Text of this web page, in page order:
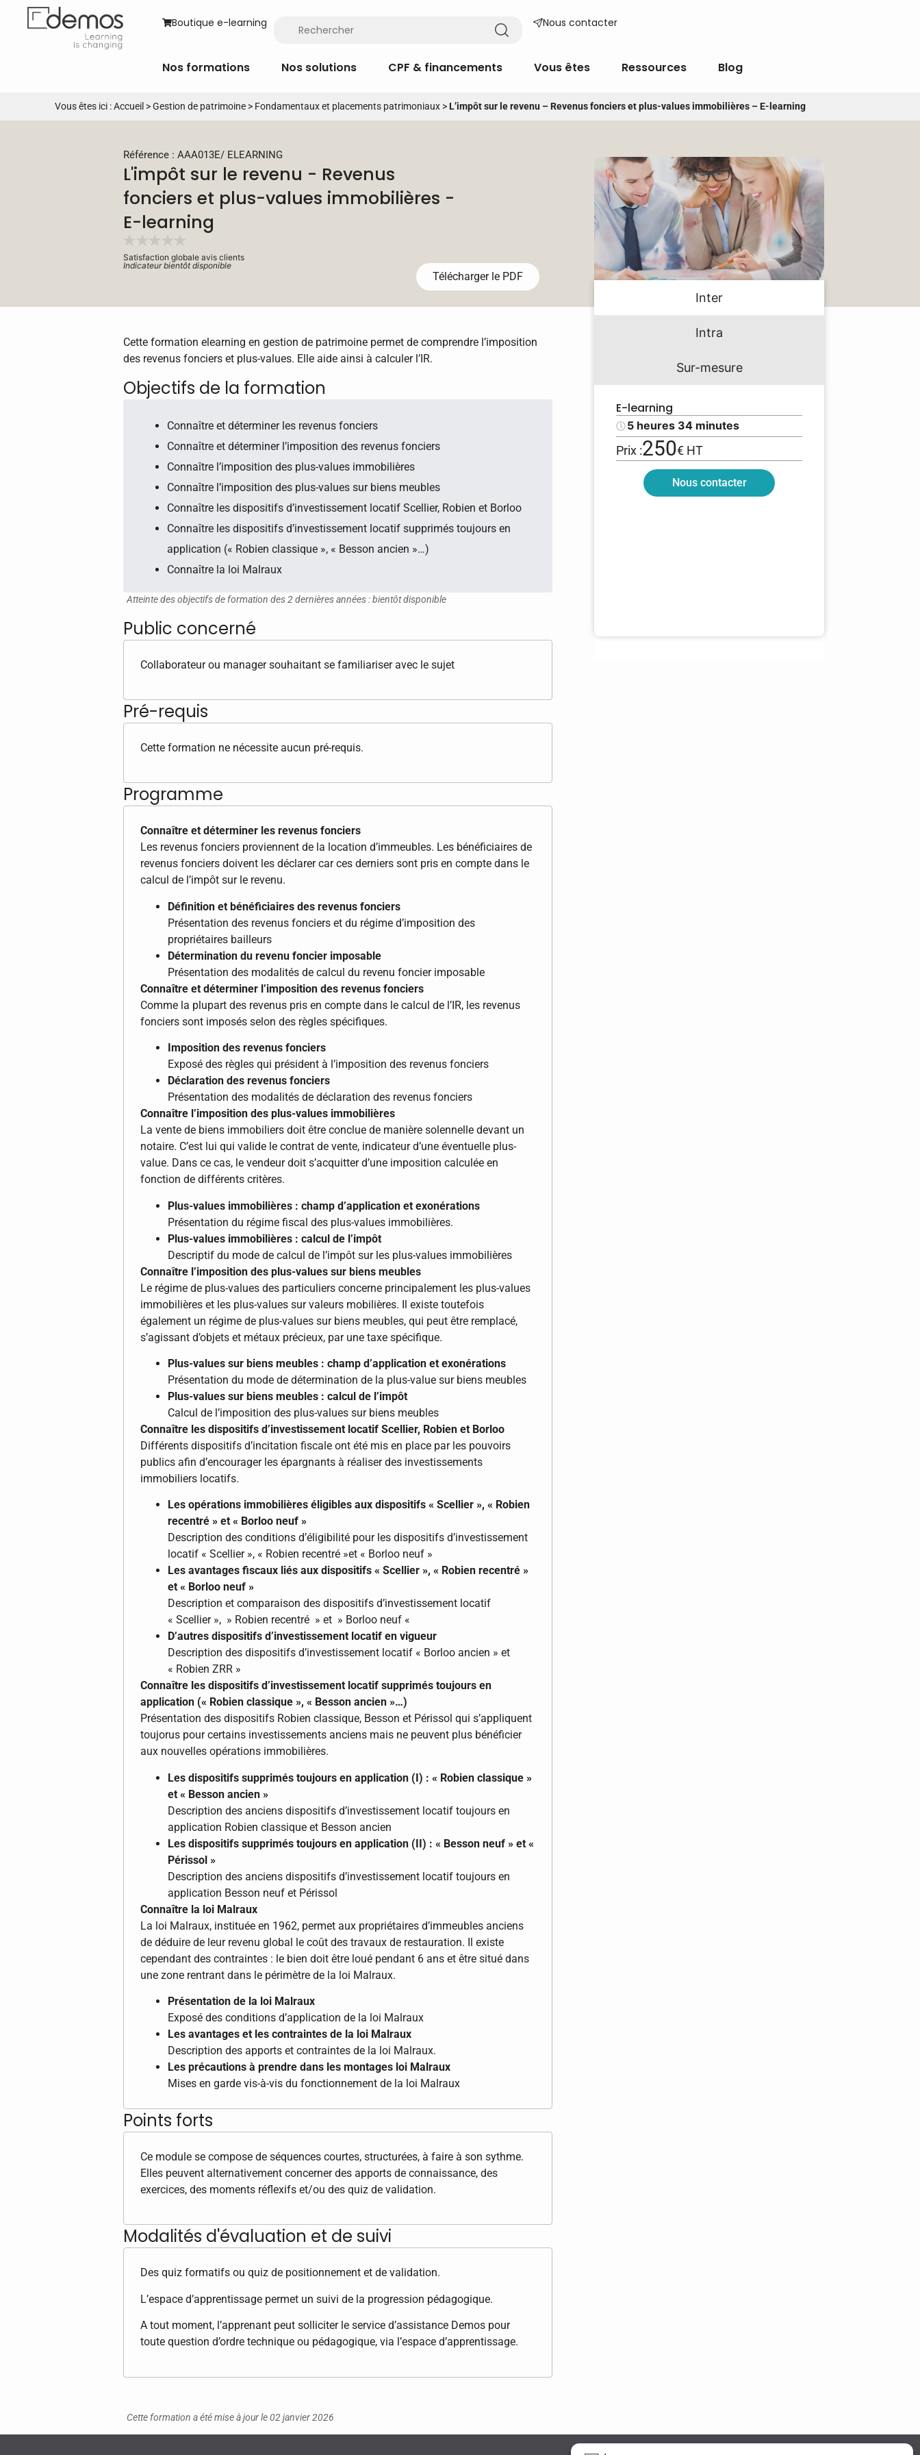
Boutique e-learning Nous contacter
Nos formations Nos solutions CPF & financements Vous êtes Ressources Blog
Vous êtes ici :Accueil >Gestion de patrimoine > Fondamentaux et placements patrimoniaux >L’impôt sur le revenu – Revenus fonciers et plus-values immobilières – E-learning
Inter
Intra
Sur-mesure
E-learning
5 heures 34 minutes
Prix :250€ HT
Nous contacter
Référence : AAA013E/ ELEARNING
L'impôt sur le revenu - Revenus
fonciers et plus-values immobilières -
E-learning
Satisfaction globale avis clients
Indicateur bientôt disponible
Télécharger le PDF
Cette formation elearning en gestion de patrimoine permet de comprendre l’imposition
des revenus fonciers et plus-values. Elle aide ainsi à calculer l’IR.
Objectifs de la formation
Connaître et déterminer les revenus fonciers
Connaître et déterminer l’imposition des revenus fonciers
Connaître l’imposition des plus-values immobilières
Connaître l’imposition des plus-values sur biens meubles
Connaître les dispositifs d’investissement locatif Scellier, Robien et Borloo
Connaître les dispositifs d’investissement locatif supprimés toujours en
application (« Robien classique », « Besson ancien »…)
Connaître la loi Malraux
Atteinte des objectifs de formation des 2 dernières années : bientôt disponible
Public concerné
Collaborateur ou manager souhaitant se familiariser avec le sujet
Pré-requis
Cette formation ne nécessite aucun pré-requis.
Programme
Connaître et déterminer les revenus fonciers
Les revenus fonciers proviennent de la location d’immeubles. Les bénéficiaires de
revenus fonciers doivent les déclarer car ces derniers sont pris en compte dans le
calcul de l’impôt sur le revenu.
Définition et bénéficiaires des revenus fonciers
Présentation des revenus fonciers et du régime d’imposition des
propriétaires bailleurs
Détermination du revenu foncier imposable
Présentation des modalités de calcul du revenu foncier imposable
Connaître et déterminer l’imposition des revenus fonciers
Comme la plupart des revenus pris en compte dans le calcul de l’IR, les revenus
fonciers sont imposés selon des règles spécifiques.
Imposition des revenus fonciers
Exposé des règles qui président à l’imposition des revenus fonciers
Déclaration des revenus fonciers
Présentation des modalités de déclaration des revenus fonciers
Connaître l’imposition des plus-values immobilières
La vente de biens immobiliers doit être conclue de manière solennelle devant un
notaire. C’est lui qui valide le contrat de vente, indicateur d’une éventuelle plus-
value. Dans ce cas, le vendeur doit s’acquitter d’une imposition calculée en
fonction de différents critères.
Plus-values immobilières : champ d’application et exonérations
Présentation du régime fiscal des plus-values immobilières.
Plus-values immobilières : calcul de l’impôt
Descriptif du mode de calcul de l’impôt sur les plus-values immobilières
Connaître l’imposition des plus-values sur biens meubles
Le régime de plus-values des particuliers concerne principalement les plus-values
immobilières et les plus-values sur valeurs mobilières. Il existe toutefois
également un régime de plus-values sur biens meubles, qui peut être remplacé,
s’agissant d’objets et métaux précieux, par une taxe spécifique.
Plus-values sur biens meubles : champ d’application et exonérations
Présentation du mode de détermination de la plus-value sur biens meubles
Plus-values sur biens meubles : calcul de l’impôt
Calcul de l’imposition des plus-values sur biens meubles
Connaître les dispositifs d’investissement locatif Scellier, Robien et Borloo
Différents dispositifs d’incitation fiscale ont été mis en place par les pouvoirs
publics afin d’encourager les épargnants à réaliser des investissements
immobiliers locatifs.
Les opérations immobilières éligibles aux dispositifs « Scellier », « Robien
recentré » et « Borloo neuf »
Description des conditions d’éligibilité pour les dispositifs d’investissement
locatif « Scellier », « Robien recentré »et « Borloo neuf »
Les avantages fiscaux liés aux dispositifs « Scellier », « Robien recentré »
et « Borloo neuf »
Description et comparaison des dispositifs d’investissement locatif
« Scellier », » Robien recentré » et » Borloo neuf «
D’autres dispositifs d’investissement locatif en vigueur
Description des dispositifs d’investissement locatif « Borloo ancien » et
« Robien ZRR »
Connaître les dispositifs d’investissement locatif supprimés toujours en
application (« Robien classique », « Besson ancien »…)
Présentation des dispositifs Robien classique, Besson et Périssol qui s’appliquent
toujorus pour certains investissements anciens mais ne peuvent plus bénéficier
aux nouvelles opérations immobilières.
Les dispositifs supprimés toujours en application (I) : « Robien classique »
et « Besson ancien »
Description des anciens dispositifs d’investissement locatif toujours en
application Robien classique et Besson ancien
Les dispositifs supprimés toujours en application (II) : « Besson neuf » et «
Périssol »
Description des anciens dispositifs d’investissement locatif toujours en
application Besson neuf et Périssol
Connaître la loi Malraux
La loi Malraux, instituée en 1962, permet aux propriétaires d’immeubles anciens
de déduire de leur revenu global le coût des travaux de restauration. Il existe
cependant des contraintes : le bien doit être loué pendant 6 ans et être situé dans
une zone rentrant dans le périmètre de la loi Malraux.
Présentation de la loi Malraux
Exposé des conditions d’application de la loi Malraux
Les avantages et les contraintes de la loi Malraux
Description des apports et contraintes de la loi Malraux.
Les précautions à prendre dans les montages loi Malraux
Mises en garde vis-à-vis du fonctionnement de la loi Malraux
Points forts
Ce module se compose de séquences courtes, structurées, à faire à son sythme.
Elles peuvent alternativement concerner des apports de connaissance, des
exercices, des moments réflexifs et/ou des quiz de validation.
Modalités d'évaluation et de suivi
Des quiz formatifs ou quiz de positionnement et de validation.
L’espace d’apprentissage permet un suivi de la progression pédagogique.
A tout moment, l’apprenant peut solliciter le service d’assistance Demos pour
toute question d’ordre technique ou pédagogique, via l’espace d’apprentissage.
Cette formation a été mise à jour le 02 janvier 2026